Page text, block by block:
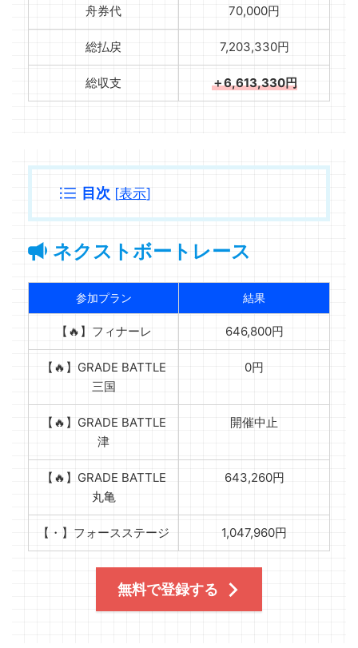
舟券代 70,000円
総払戻 7,203,330円
総収支 ＋6,613,330円
目次 [表示]
ネクストボートレース
参加プラン 結果
【🔥】フィナーレ 646,800円
【🔥】GRADE BATTLE
三国
0円
【🔥】GRADE BATTLE
津
開催中止
【🔥】GRADE BATTLE
丸亀
643,260円
【・】フォースステージ 1,047,960円
無料で登録する